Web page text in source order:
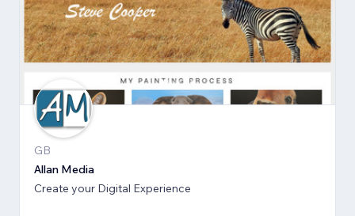
GB
Allan Media
Create your Digital Experience